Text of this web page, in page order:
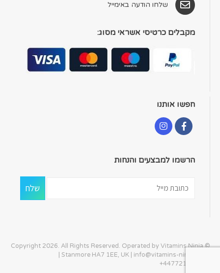
שלחו הודעה באימייל
מקבלים כרטיסי אשראי מסוג:
חפשו אותנו
הרשמו למבצעים והנחות
© Copyright 2026. All Rights Reserved. Operated by Vitamins Ninja
| Stanmore HA7 1EE, UK | info@vitamins-ninja.com
+447721405586